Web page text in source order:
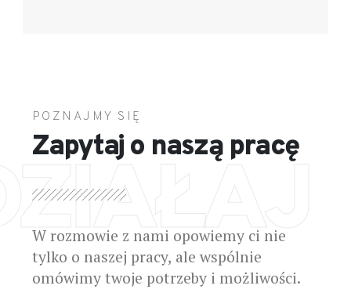
POZNAJMY SIĘ
Zapytaj o naszą pracę
W rozmowie z nami opowiemy ci nie
tylko o naszej pracy, ale wspólnie
omówimy twoje potrzeby i możliwości.